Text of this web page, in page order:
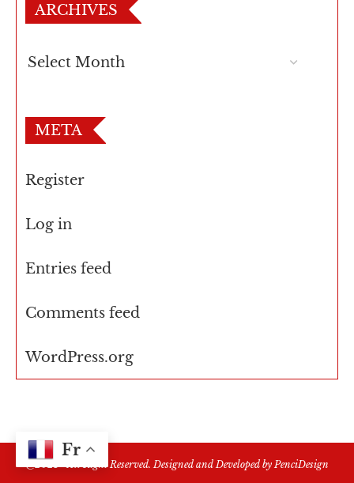
ARCHIVES
META
Register
Log in
Entries feed
Comments feed
WordPress.org
@2021 - All Right Reserved. Designed and Developed by PenciDesign
Fr